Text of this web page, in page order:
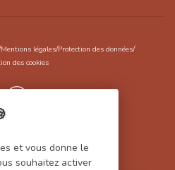
Mentions légales/Protection des données/
des cookies
Koredge
et vous donne le
souhaitez activer